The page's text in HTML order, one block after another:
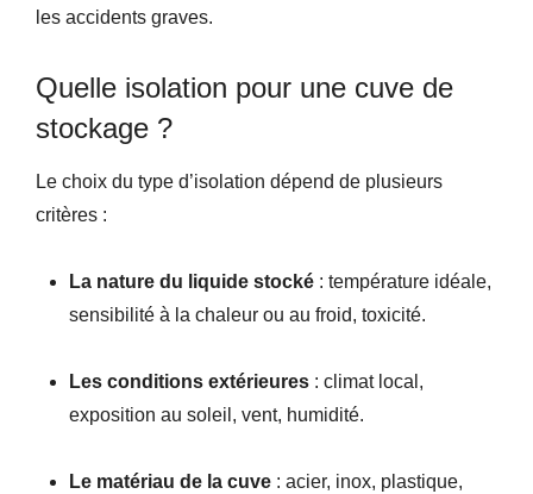
les accidents graves.
Quelle isolation pour une cuve de
stockage ?
Le choix du type d’isolation dépend de plusieurs
critères :
La nature du liquide stocké : température idéale,
sensibilité à la chaleur ou au froid, toxicité.
Les conditions extérieures : climat local,
exposition au soleil, vent, humidité.
Le matériau de la cuve : acier, inox, plastique,